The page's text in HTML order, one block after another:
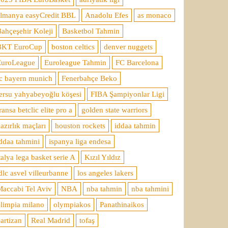
easyCredit BBL
Anadolu Efes
as monaco
Koleji
Basketbol Tahmin
EuroCup
boston celtics
denver nuggets
Euroleague Tahmin
FC Barcelona
bayern munich
Fenerbahçe Beko
yahyabeyoğlu köşesi
FIBA Şampiyonlar Ligi
betclic elite pro a
golden state warriors
maçları
houston rockets
iddaa tahmin
tahmini
ispanya liga endesa
lega basket serie A
Kızıl Yıldız
asvel villeurbanne
los angeles lakers
Tel Aviv
NBA nba tahmin
nba tahmini
milano
olympiakos
Panathinaikos
Real Madrid tofaş